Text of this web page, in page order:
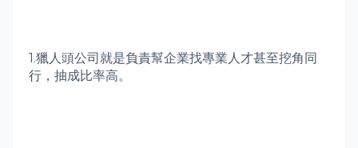
1.獵人頭公司就是負責幫企業找專業人才甚至挖角同
行，抽成比率高。